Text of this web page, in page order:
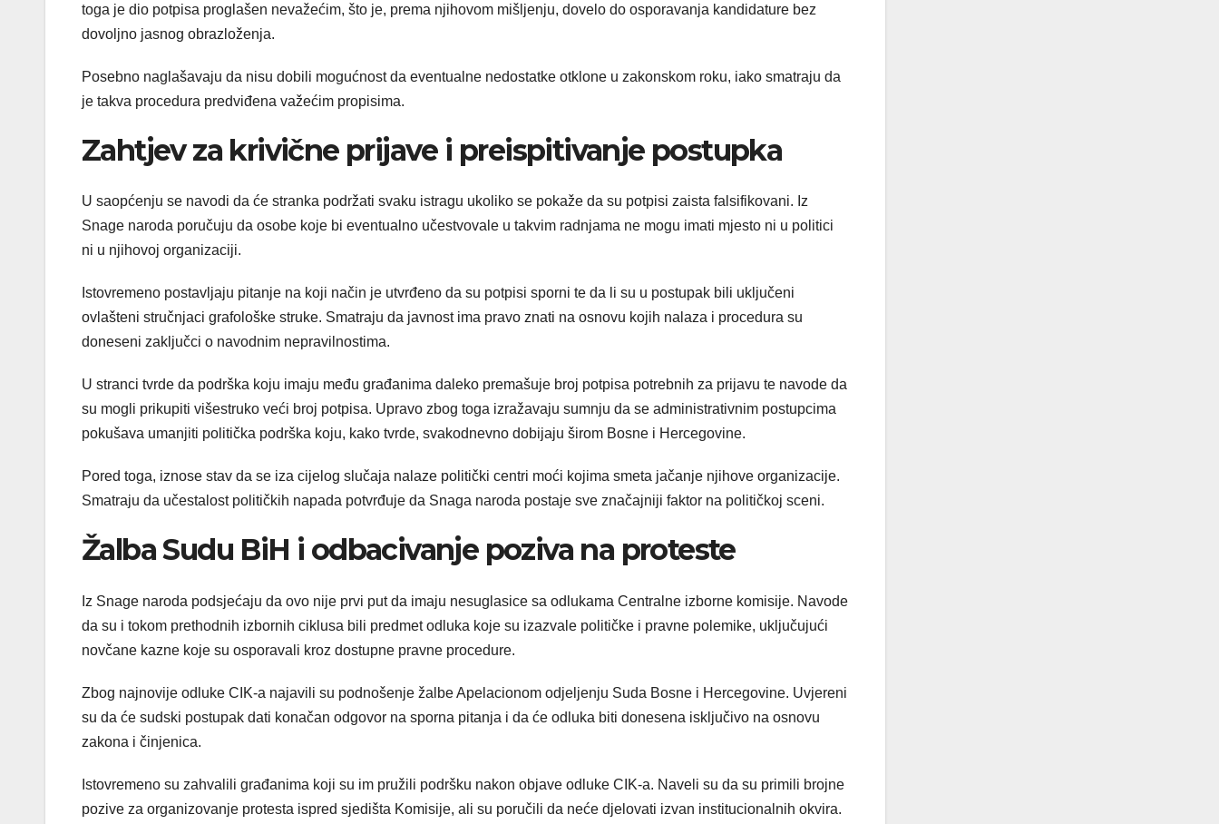
toga je dio potpisa proglašen nevažećim, što je, prema njihovom mišljenju, dovelo do osporavanja kandidature bez
dovoljno jasnog obrazloženja.
Posebno naglašavaju da nisu dobili mogućnost da eventualne nedostatke otklone u zakonskom roku, iako smatraju da
je takva procedura predviđena važećim propisima.
Zahtjev za krivične prijave i preispitivanje postupka
U saopćenju se navodi da će stranka podržati svaku istragu ukoliko se pokaže da su potpisi zaista falsifikovani. Iz
Snage naroda poručuju da osobe koje bi eventualno učestvovale u takvim radnjama ne mogu imati mjesto ni u politici
ni u njihovoj organizaciji.
Istovremeno postavljaju pitanje na koji način je utvrđeno da su potpisi sporni te da li su u postupak bili uključeni
ovlašteni stručnjaci grafološke struke. Smatraju da javnost ima pravo znati na osnovu kojih nalaza i procedura su
doneseni zaključci o navodnim nepravilnostima.
U stranci tvrde da podrška koju imaju među građanima daleko premašuje broj potpisa potrebnih za prijavu te navode da
su mogli prikupiti višestruko veći broj potpisa. Upravo zbog toga izražavaju sumnju da se administrativnim postupcima
pokušava umanjiti politička podrška koju, kako tvrde, svakodnevno dobijaju širom Bosne i Hercegovine.
Pored toga, iznose stav da se iza cijelog slučaja nalaze politički centri moći kojima smeta jačanje njihove organizacije.
Smatraju da učestalost političkih napada potvrđuje da Snaga naroda postaje sve značajniji faktor na političkoj sceni.
Žalba Sudu BiH i odbacivanje poziva na proteste
Iz Snage naroda podsjećaju da ovo nije prvi put da imaju nesuglasice sa odlukama Centralne izborne komisije. Navode
da su i tokom prethodnih izbornih ciklusa bili predmet odluka koje su izazvale političke i pravne polemike, uključujući
novčane kazne koje su osporavali kroz dostupne pravne procedure.
Zbog najnovije odluke CIK-a najavili su podnošenje žalbe Apelacionom odjeljenju Suda Bosne i Hercegovine. Uvjereni
su da će sudski postupak dati konačan odgovor na sporna pitanja i da će odluka biti donesena isključivo na osnovu
zakona i činjenica.
Istovremeno su zahvalili građanima koji su im pružili podršku nakon objave odluke CIK-a. Naveli su da su primili brojne
pozive za organizovanje protesta ispred sjedišta Komisije, ali su poručili da neće djelovati izvan institucionalnih okvira.